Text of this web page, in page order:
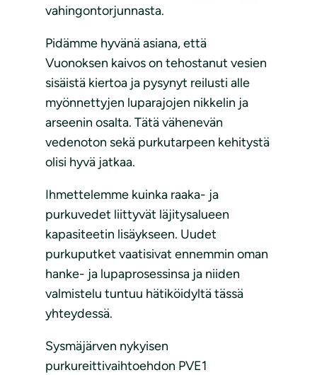
vahingontorjunnasta.
Pidämme hyvänä asiana, että
Vuonoksen kaivos on tehostanut vesien
sisäistä kiertoa ja pysynyt reilusti alle
myönnettyjen luparajojen nikkelin ja
arseenin osalta. Tätä vähenevän
vedenoton sekä purkutarpeen kehitystä
olisi hyvä jatkaa.
Ihmettelemme kuinka raaka- ja
purkuvedet liittyvät läjitysalueen
kapasiteetin lisäykseen. Uudet
purkuputket vaatisivat ennemmin oman
hanke- ja lupaprosessinsa ja niiden
valmistelu tuntuu hätiköidyltä tässä
yhteydessä.
Sysmäjärven nykyisen
purkureittivaihtoehdon PVE1